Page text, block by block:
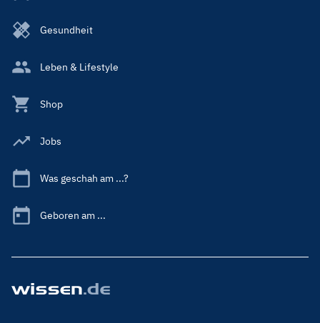
Gesundheit
Leben & Lifestyle
Shop
Jobs
Was geschah am ...?
Geboren am ...